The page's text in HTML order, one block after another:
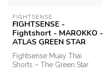
FIGHTSENSE
FIGHTSENSE -
Fightshort - MAROKKO -
ATLAS GREEN STAR
Fightsense Muay Thai
Shorts – The Green Star